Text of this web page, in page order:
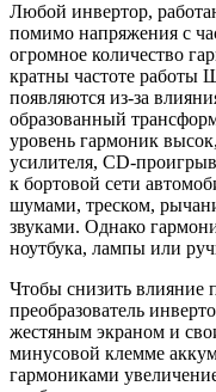
Любой инвертор,
помимо напряжения с
огромное количество
кратны частоте
появляются из-за
образованный
уровень гармоник
усилителя, CD-
к бортовой сети
шумами, треском,
звуками. Однако
ноутбука, лампы или
Чтобы снизить влияние
преобразователь
жестяным экраном и
минусовой клемме
гармониками